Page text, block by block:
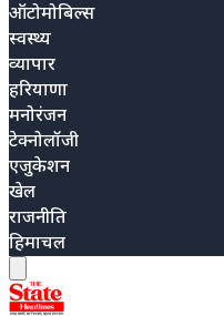
ऑटोमोबिल्स
स्वस्थ्य
व्यापार
हरियाणा
मनोरंजन
टेक्नोलॉजी
एजुकेशन
खेल
राजनीति
हिमाचल